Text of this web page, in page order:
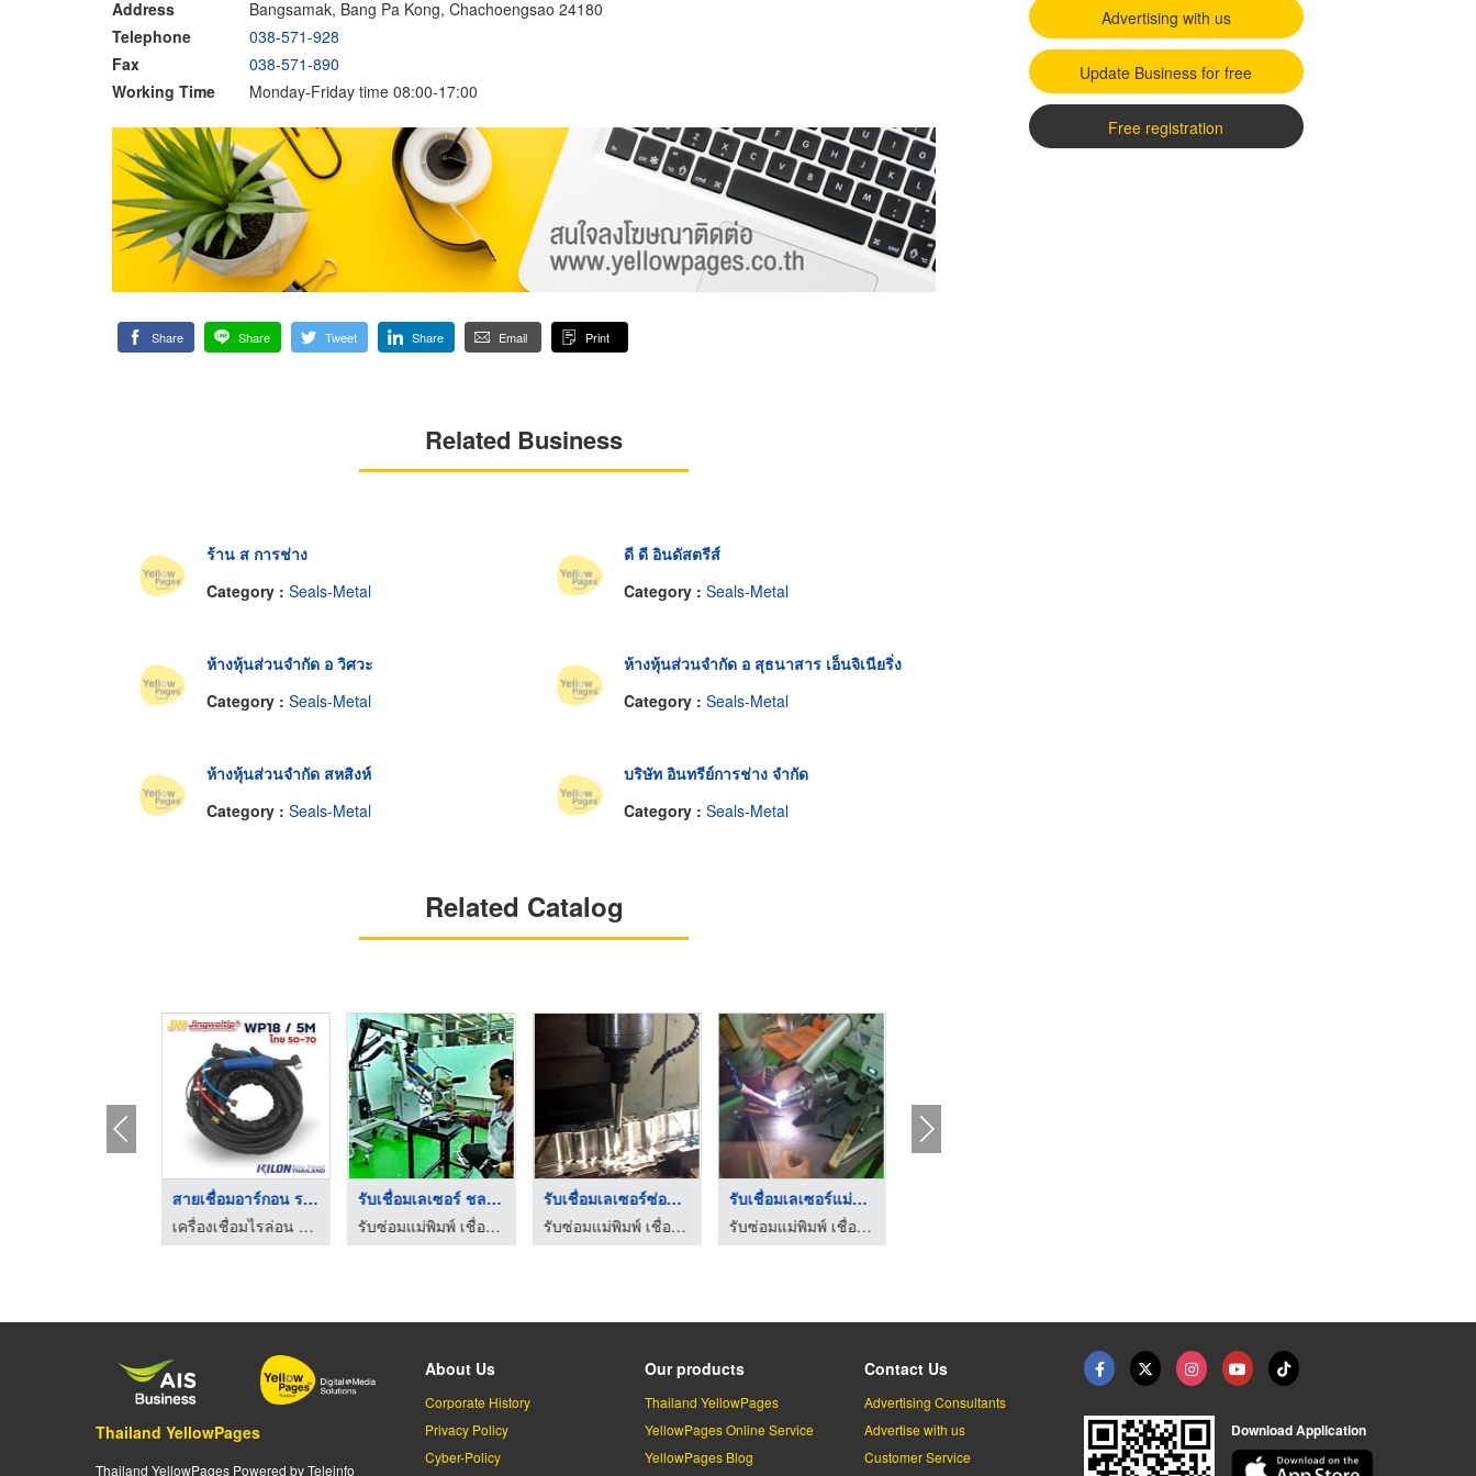
Address
Bangsamak, Bang Pa Kong, Chachoengsao 24180
Telephone
038-571-928
Fax
038-571-890
Working Time
Monday-Friday time 08:00-17:00
Share Share Tweet Share Email Print
Related Business
ร้าน ส การช่าง
Category : Seals-Metal
ดี ดี อินดัสตรีส์
Category : Seals-Metal
ห้างหุ้นส่วนจำกัด อ วิศวะ
Category : Seals-Metal
ห้างหุ้นส่วนจำกัด อ สุธนาสาร เอ็นจิเนียริ่ง
Category : Seals-Metal
ห้างหุ้นส่วนจำกัด สหสิงห์
Category : Seals-Metal
บริษัท อินทรีย์การช่าง จำกัด
Category : Seals-Metal
Related Catalog
สายเชื่อมอาร์กอน ราค ...
เครื่องเชื่อมไรล่อน วรชาติกรุ๊ป
รับเชื่อมเลเซอร์ ชลบ ...
รับซ่อมแม่พิมพ์ เชื่อมเลเซอร์ ชลบุรี - ซาวา โมลด์
รับเชื่อมเลเซอร์ซ่อม ...
รับซ่อมแม่พิมพ์ เชื่อมเลเซอร์ ชลบุรี - ซาวา โมลด์
รับเชื่อมเลเซอร์แม่พ ...
รับซ่อมแม่พิมพ์ เชื่อมเลเซอร์ ชลบุรี - ซาวา โมลด์
Advertising with us
Update Business for free
Free registration
Thailand YellowPages
Thailand YellowPages Powered by Teleinfo
About Us
Corporate History
Privacy Policy
Cyber-Policy
Our products
Thailand YellowPages
YellowPages Online Service
YellowPages Blog
Contact Us
Advertising Consultants
Advertise with us
Customer Service
Download Application